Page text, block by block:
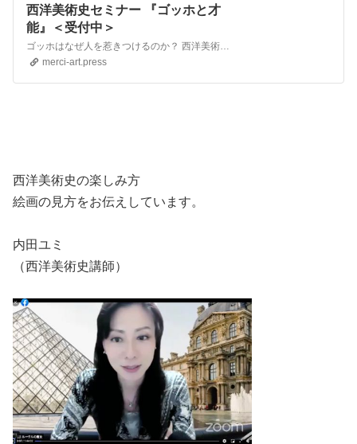
西洋美術史セミナー 『ゴッホと才
能』＜受付中＞
ゴッホはなぜ人を惹きつけるのか？ 西洋美術史セミナーのご案内ページです。「ゴッホと才能」90分で絵画に親しむ 西洋美術史の1dayセミナー｜オンラインZoom｜講師：内田ユミ（ルーヴルの魔女）
merci-art.press
西洋美術史の楽しみ方
絵画の見方をお伝えしています。
内田ユミ
（西洋美術史講師）